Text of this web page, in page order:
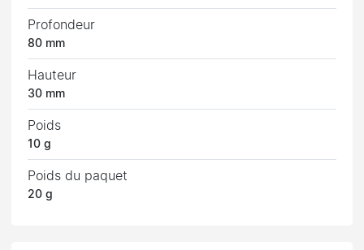
Profondeur
80 mm
Hauteur
30 mm
Poids
10 g
Poids du paquet
20 g